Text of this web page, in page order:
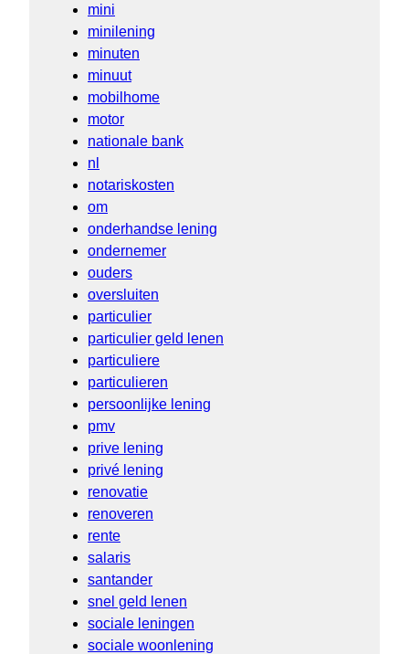
mini
minilening
minuten
minuut
mobilhome
motor
nationale bank
nl
notariskosten
om
onderhandse lening
ondernemer
ouders
oversluiten
particulier
particulier geld lenen
particuliere
particulieren
persoonlijke lening
pmv
prive lening
privé lening
renovatie
renoveren
rente
salaris
santander
snel geld lenen
sociale leningen
sociale woonlening